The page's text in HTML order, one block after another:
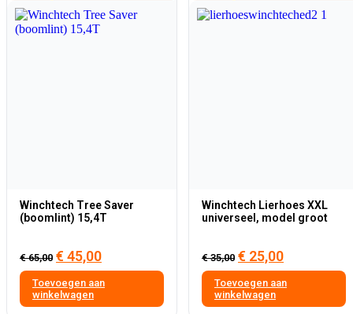
Winchtech Tree Saver
(boomlint) 15,4T
€65,00 Oorspronkelijke
prijs
was:
€ 65,00.
€ 45,00Huidige
prijs
is:
€ 45,00.
Toevoegen aan
winkelwagen
Winchtech Lierhoes XXL
universeel, model groot
€35,00 Oorspronkelijke
prijs
was:
€ 35,00.
€ 25,00Huidige
prijs
is:
€ 25,00.
Toevoegen aan
winkelwagen